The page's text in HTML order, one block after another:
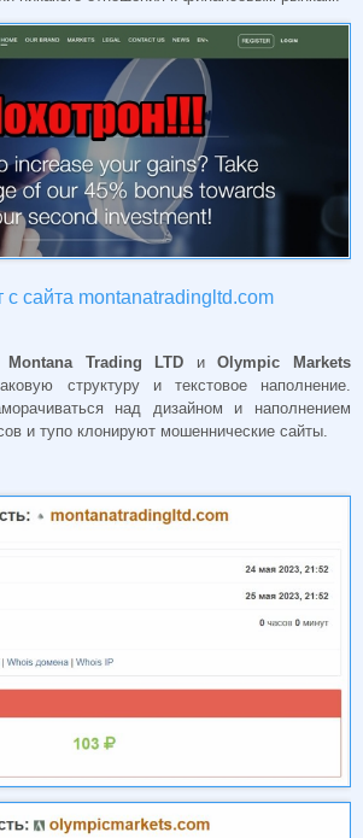
сайта montanatradingltd.com
Montana Trading LTD иOlympic Markets
структуру и текстовое наполнение.
над дизайном и наполнением
и тупо клонируют мошеннические сайты.